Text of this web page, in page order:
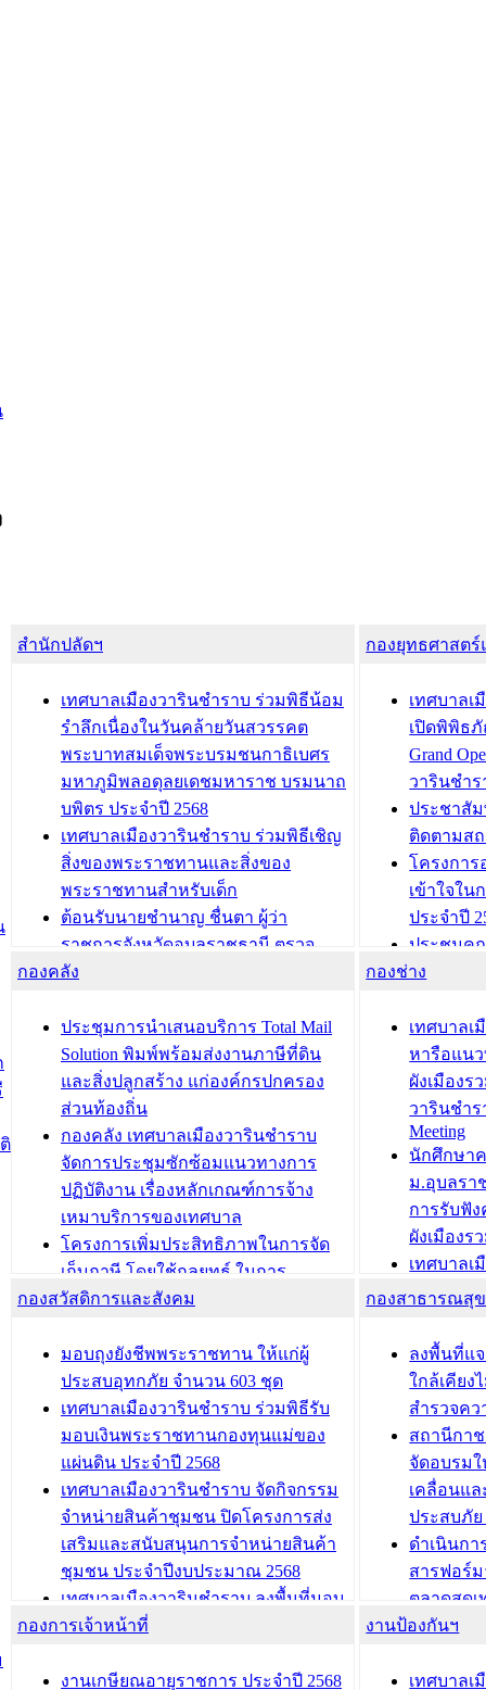
สำนักปลัดฯ
เทศบาลเมืองวารินชำราบ ร่วมพิธีน้อม
รำลึกเนื่องในวันคล้ายวันสวรรคต
พระบาทสมเด็จพระบรมชนกาธิเบศร
มหาภูมิพลอดุลยเดชมหาราช บรมนาถ
บพิตร ประจำปี 2568
เทศบาลเมืองวารินชำราบ ร่วมพิธีเชิญ
สิ่งของพระราชทานและสิ่งของ
พระราชทานสำหรับเด็ก
ต้อนรับนายชำนาญ ชื่นตา ผู้ว่า
ราชการจังหวัดอุบลราชธานี ตรวจ
ความเรียบร้อยของสถานที่ในการเตรี
องคมนตรี
สำนักทะเบียนท้องถิ่นเทศบาลเมือง
วารินชำราบ ดำเนินการมอบทะเบียน
บ้าน ทร.14 และบัตรประจำตัว
ประชาชนบุคคลประเภท 8 แก่บุคคลที่
ได้รับการเพิ่มชื่อในทะเบียนบ้าน
(ท.ร.14) กรณีคนไม่มีสัญชาติไทยได้รับ
อนุญาตให้มีถิ่นที่อยู่
ประชุมคณะกรรมการประเมินผลการ
ควบคุมภายในของ สำนัก/กอง/
โรงเรียน/ศูนย์พัฒนาเด็กเล็ก/สถานธนา
บทความ อื่นๆ ...
กองยุทธศาสต
เทศบาลเ
เปิดพิพิธภั
Grand
วารินชำร
ประชาสัม
ติดตามส
โครงกา
เข้าใจใน
ประจำปี
ประชุมค
ความเสี่ย
ประชุมที
ชีวา สร้า
ขับเคลื่อน
“เมืองแห่
บทความ อื่นๆ ...
กองคลัง
ประชุมการนำเสนอบริการ Total Mail
Solution พิมพ์พร้อมส่งงานภาษีที่ดิน
และสิ่งปลูกสร้าง แก่องค์กรปกครอง
ส่วนท้องถิ่น
กองคลัง เทศบาลเมืองวารินชำราบ
จัดการประชุมซักซ้อมแนวทางการ
ปฏิบัติงาน เรื่องหลักเกณฑ์การจ้าง
เหมาบริการของเทศบาล
โครงการเพิ่มประสิทธิภาพในการจัด
เก็บภาษี โดยใช้กลยุทธ์ ในการ
พัฒนาการจัดเก็บรายได้ ประจำปี พ.ศ.
เทศบาลเมืองวารินชำราบ ร่วมการ
ประชุมวิชาการระดับนานาชาติและ
นิทรรศการด้านนวัตกรรมท้องถิ่น 2568
และรับรางวัลทีมนักวิจัยดีเด่นจาก
นวัตกรรมโครงการทะเบียนภาษีป้าย
ประชุมผู้เช่าอาคารพาณิชย์ บริเวณ
ถนนเกษมสุขและถนนประทุมเทพภักดี
บทความ อื่นๆ ...
กองช่าง
เทศบาลเ
หารือแน
ผังเมืองร
วารินชำร
Meeting
นักศึกษา
ม.อุบลรา
การรับฟั
ผังเมืองร
เทศบาลเ
โครงการ
เทศบาล
รับฟังคว
ผังเมือง
วารินชำ
เทศบาล
ซักซ้อมแ
ประโยช
บทความ อื่นๆ ...
กองสวัสดิการและสังคม
มอบถุงยังชีพพระราชทาน ให้แก่ผู้
ประสบอุทกภัย จำนวน 603 ชุด
เทศบาลเมืองวารินชำราบ ร่วมพิธีรับ
มอบเงินพระราชทานกองทุนแม่ของ
แผ่นดิน ประจำปี 2568
เทศบาลเมืองวารินชำราบ จัดกิจกรรม
จำหน่ายสินค้าชุมชน ปิดโครงการส่ง
เสริมและสนับสนุนการจำหน่ายสินค้า
ชุมชน ประจำปีงบประมาณ 2568
เทศบาลเมืองวารินชำราบ ลงพื้นที่มอบ
น้ำดื่มแก่ผู้พักอาศัย ณ ศูนย์พักพิง
กองสวัสดิการสังคม เทศบาลเมือง
กองสาธารณสุ
ลงพื้นที่แ
ใกล้เคียง
สำรวจค
สถานีกา
จัดอบรม
เคลื่อนแ
ประสบภั
ดำเนินกา
สารฟอร์
ตลาดสดเ
วารินชำร
ถนนแก่เ
กองการเจ้าหน้าที่
งานเกษียณอายุราชการ ประจำปี 2568
งานป้องกันฯ
เทศบาลเ